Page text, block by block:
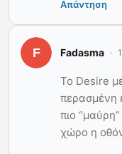
Απάντηση
Fadasma
Το Desire
περασμένη
πιο
χώρο η